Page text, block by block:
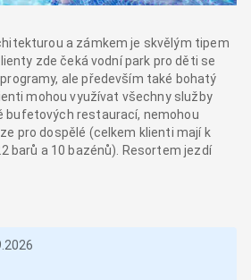
a zámkem je skvělým tipem
zde čeká vodní park pro děti se
ale především také bohatý
mohou využívat všechny služby
bufetových restaurací, nemohou
pro dospělé (celkem klienti mají k
barů a 10 bazénů). Resortem jezdí